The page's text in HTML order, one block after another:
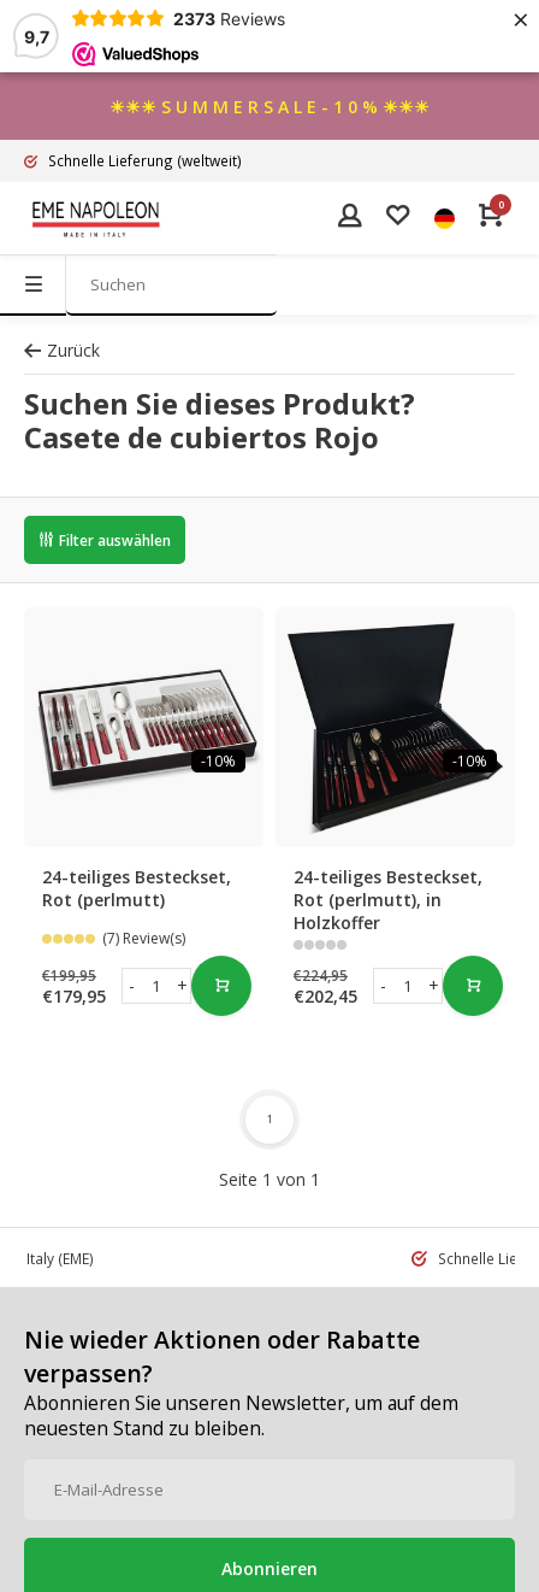
9,7
2373 Reviews ×
☀☀☀ S U M M E R S A L E - 1 0 % ☀☀☀
Schnelle Lieferung (weltweit)
0
Zurück
Suchen Sie dieses Produkt?
Casete de cubiertos Rojo
Filter auswählen
-10%
24-teiliges Besteckset,
Rot (perlmutt)
(7) Review(s)
€199,95
€179,95 +
-
-10%
24-teiliges Besteckset,
Rot (perlmutt), in
Holzkoffer
€224,95
€202,45 +
-
Seite 1 von 1
1
in Italy (EME) Schnelle
Nie wieder Aktionen oder Rabatte
verpassen?
Abonnieren Sie unseren Newsletter, um auf dem
neuesten Stand zu bleiben.
Abonnieren